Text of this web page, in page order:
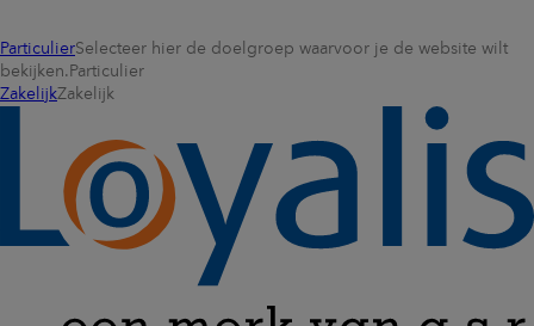
ParticulierSelecteer hier de doelgroep waarvoor je de website wilt
bekijken. Particulier
ZakelijkZakelijk